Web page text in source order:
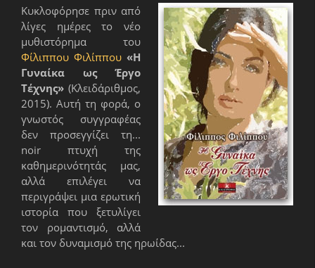
Κυκλοφόρησε πριν από
λίγες ημέρες το νέο
μυθιστόρημα του
Φίλιππου Φιλίππου «Η
Γυναίκα ως Έργο
Τέχνης» (Κλειδάριθμος,
2015). Αυτή τη φορά, ο
γνωστός συγγραφέας
δεν προσεγγίζει τη...
noir πτυχή της
καθημερινότητάς μας,
αλλά επιλέγει να
περιγράψει μια ερωτική
ιστορία που ξετυλίγει
τον ρομαντισμό, αλλά
και τον δυναμισμό της ηρωίδας...